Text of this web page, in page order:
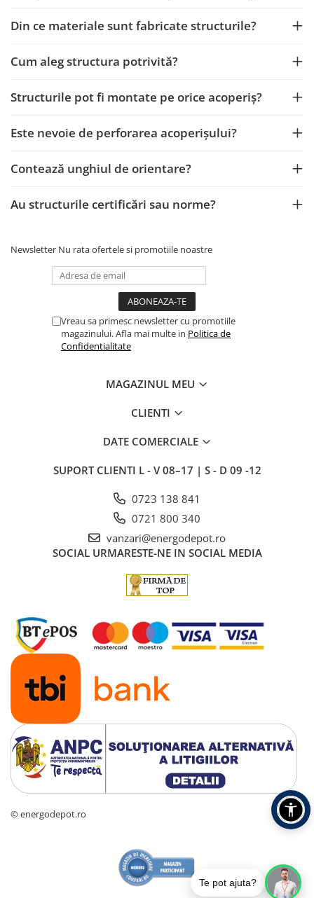
Din ce materiale sunt fabricate structurile?
Cum aleg structura potrivită?
Structurile pot fi montate pe orice acoperiș?
Este nevoie de perforarea acoperișului?
Contează unghiul de orientare?
Au structurile certificări sau norme?
Newsletter Nu rata ofertele si promotiile noastre
Vreau sa primesc newsletter cu promotiile
magazinului. Afla mai multe in Politica de
Confidentialitate
MAGAZINUL MEU
CLIENTI
DATE COMERCIALE
SUPORT CLIENTI L - V 08–17 | S - D 09 -12
0723 138 841
0721 800 340
vanzari@energodepot.ro
SOCIAL URMARESTE-NE IN SOCIAL MEDIA
© energodepot.ro
Te pot ajuta?